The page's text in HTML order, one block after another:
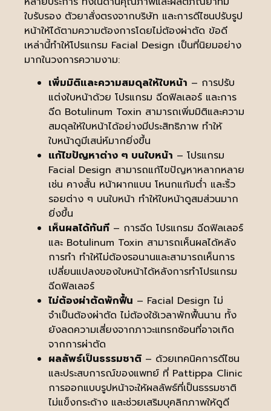
ใบรับรอง ตัวยาสั่งตรงจากบริษัท และการดีไซนปรับรูป
หน้าให้ได้ตามความต้องการโดยไม่ต้องผ่าตัด ข้อดี
เหล่านี้ทำให้โปรแกรม Facial Design เป็นที่นิยมอย่าง
มากในวงการความงาม:
เพิ่มมิติและความสมดุลให้ใบหน้า – การปรับ
แต่งใบหน้าด้วย โปรแกรม ฉีดฟิลเลอร์ และการ
ฉีด Botulinum Toxin สามารถเพิ่มมิติและความ
สมดุลให้ใบหน้าได้อย่างมีประสิทธิภาพ ทำให้
ใบหน้าดูมีเสน่ห์มากยิ่งขึ้น
แก้ไขปัญหาต่าง ๆ บนใบหน้า – โปรแกรม
Facial Design สามารถแก้ไขปัญหาหลากหลาย
เช่น คางสั้น หน้าผากแบน โหนกแก้มต่ำ และริ้ว
รอยต่าง ๆ บนใบหน้า ทำให้ใบหน้าดูสมส่วนมาก
ยิ่งขึ้น
เห็นผลได้ทันที – การฉีด โปรแกรม ฉีดฟิลเลอร์
และ Botulinum Toxin สามารถเห็นผลได้หลัง
การทำ ทำให้ไม่ต้องรอนานและสามารถเห็นการ
เปลี่ยนแปลงของใบหน้าได้หลังการทำโปรแกรม
ฉีดฟิลเลอร์
ไม่ต้องผ่าตัดพักฟื้น – Facial Design ไม่
จำเป็นต้องผ่าตัด ไม่ต้องใช้เวลาพักฟื้นนาน ทั้ง
ยังลดความเสี่ยงจากภาวะแทรกซ้อนที่อาจเกิด
จากการผ่าตัด
ผลลัพธ์เป็นธรรมชาติ – ด้วยเทคนิคการดีไซน
และประสบการณ์ของแพทย์ ที่ Pattippa Clinic
การออกแบบรูปหน้าจะให้ผลลัพธ์ที่เป็นธรรมชาติ
ไม่แข็งกระด้าง และช่วยเสริมบุคลิกภาพให้ดูดี